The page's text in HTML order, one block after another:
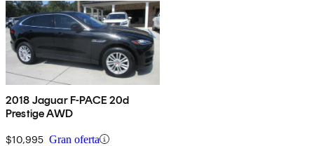
2018 Jaguar F-PACE 20d
Prestige AWD
$10,995 Gran oferta